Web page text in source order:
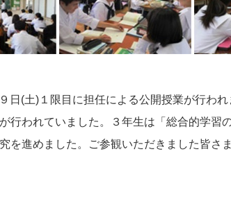
日(土)１限目に担任による公開授業が行わ
行われていました。３年生は「総合的学習
を進めました。ご参観いただきました皆さ